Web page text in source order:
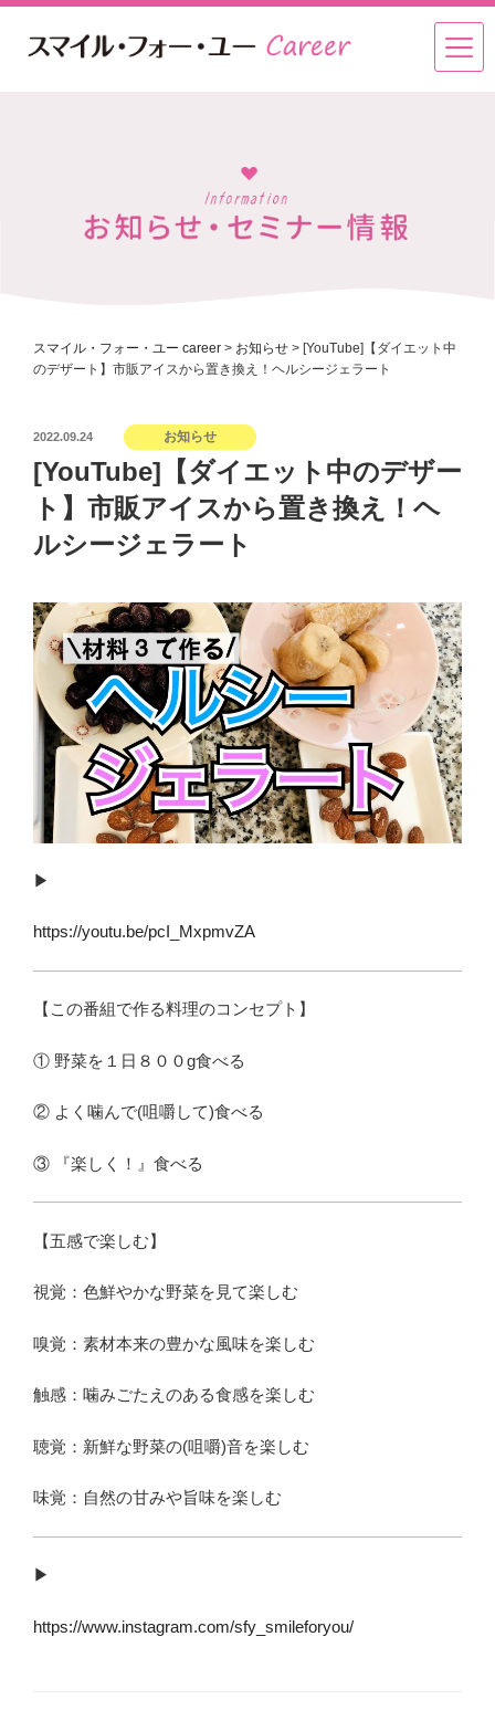
スマイル・フォー・ユー career > お知らせ > [YouTube]【ダイエット中
のデザート】市販アイスから置き換え！ヘルシージェラート
投
日:
2022.09.24 お知らせ
[YouTube]【ダイエット中のデザー
ト】市販アイスから置き換え！ヘ
ルシージェラート
▶︎
https://youtu.be/pcI_MxpmvZA
【この番組で作る料理のコンセプト】
① 野菜を１日８００g食べる
② よく噛んで(咀嚼して)食べる
③ 『楽しく！』食べる
【五感で楽しむ】
視覚：色鮮やかな野菜を見て楽しむ
嗅覚：素材本来の豊かな風味を楽しむ
触感：噛みごたえのある食感を楽しむ
聴覚：新鮮な野菜の(咀嚼)音を楽しむ
味覚：自然の甘みや旨味を楽しむ
▶︎
https://www.instagram.com/sfy_smileforyou/